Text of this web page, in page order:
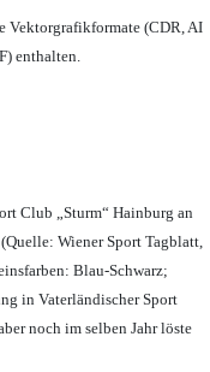
Vektorgrafikformate (CDR, AI
enthalten.
Club „Sturm“ Hainburg an
Wiener Sport Tagblatt,
Blau-Schwarz;
in Vaterländischer Sport
noch im selben Jahr löste